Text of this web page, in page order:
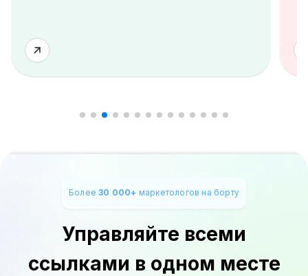
Более30 000+ маркетологов на борту
Управляйте всеми
ссылками в одном месте